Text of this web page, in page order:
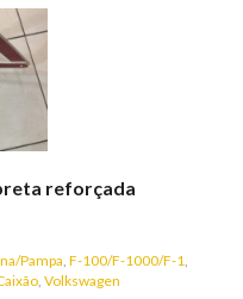
reforçada
Pampa, F-100/F-1000/F-1,
, Volkswagen